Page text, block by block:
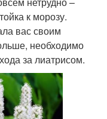
к морозу.
вас своим
необходимо
за лиатрисом.